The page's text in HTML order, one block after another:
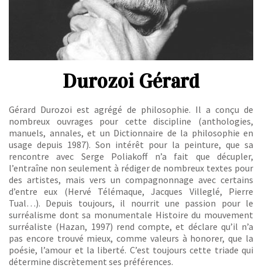
Durozoi Gérard
Gérard Durozoi est agrégé de philosophie. Il a conçu de
nombreux ouvrages pour cette discipline (anthologies,
manuels, annales, et un Dictionnaire de la philosophie en
usage depuis 1987). Son intérêt pour la peinture, que sa
rencontre avec Serge Poliakoff n’a fait que décupler,
l’entraîne non seulement à rédiger de nombreux textes pour
des artistes, mais vers un compagnonnage avec certains
d’entre eux (Hervé Télémaque, Jacques Villeglé, Pierre
Tual…). Depuis toujours, il nourrit une passion pour le
surréalisme dont sa monumentale Histoire du mouvement
surréaliste (Hazan, 1997) rend compte, et déclare qu’il n’a
pas encore trouvé mieux, comme valeurs à honorer, que la
poésie, l’amour et la liberté. C’est toujours cette triade qui
détermine discrètement ses préférences.